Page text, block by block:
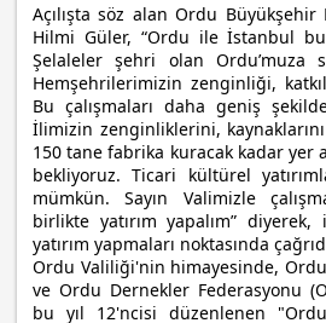
Açılışta söz alan Ordu
Hilmi Güler, “Ordu ile İstanbul
Şelaleler şehri olan Ordu’muza
Hemşehrilerimizin zenginliği,
Bu çalışmaları daha geniş
İlimizin zenginliklerini,
150 tane fabrika kuracak kadar yer
bekliyoruz. Ticari kültürel
mümkün. Sayın Valimizle
birlikte yatırım yapalım” diyerek,
yatırım yapmaları noktasında
Ordu Valiliği'nin himayesinde,
ve Ordu Dernekler Federasyonu
bu yıl 12'ncisi düzenlenen